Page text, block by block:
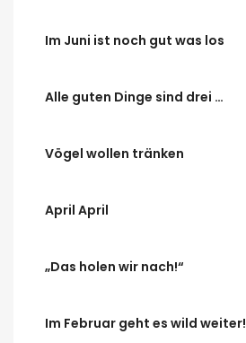
Im Juni ist noch gut was los
Alle guten Dinge sind drei …
Vögel wollen tränken
April April
„Das holen wir nach!“
Im Februar geht es wild weiter!